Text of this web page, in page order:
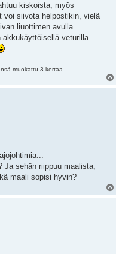
kiskoista, myös
voi siivota helpostikin, vielä
liuottimen avulla.
akkukäyttöisellä veturilla
muokattu 3 kertaa.
sehän riippuu maalista,
maali sopisi hyvin?